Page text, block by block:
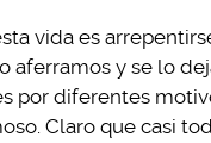
vida es
aferramos y se lo
por diferentes
Claro que casi